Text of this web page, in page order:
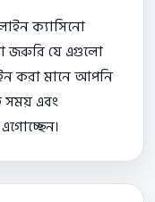
ক্যাসিনো
জরুরি যে এগুলো
করা মানে আপনি
সময় এবং